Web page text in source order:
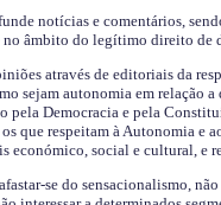
notícias e comentários,
no âmbito do legítimo direito de
através de editoriais da
sejam autonomia em relação
pela Democracia e pela
que respeitam à Autonomia e
económico, social e cultural, e
se do sensacionalismo,